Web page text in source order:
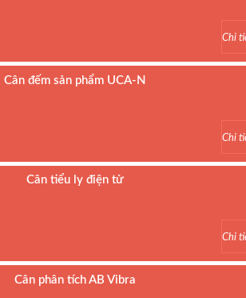
Chi
Cân đếm sản phẩm UCA-N
Chi
Cân tiểu ly điện tử
Chi
Cân phân tích AB Vibra